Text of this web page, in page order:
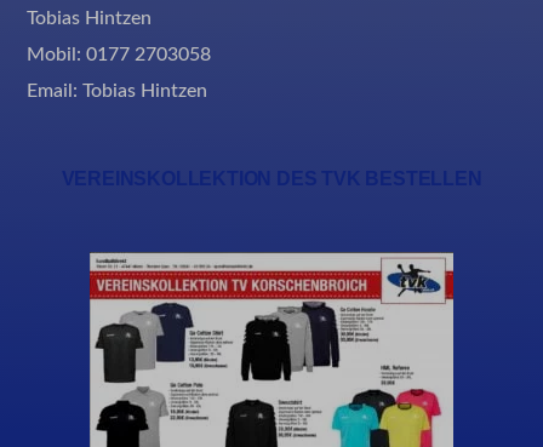
Tobias Hintzen
Mobil: 0177 2703058
Email: Tobias Hintzen
VEREINSKOLLEKTION DES TVK BESTELLEN